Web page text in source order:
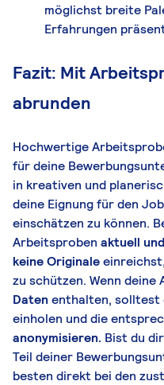
möglichst breite
Erfahrungen
Fazit: Mit
abrunden
Hochwertige
für deine
in kreativen und
deine Eignung für den
einschätzen zu können.
Arbeitsproben aktuell
keine Originale
zu schützen. Wenn deine
Datenenthalten, solltest
einholen und die
anonymisieren. Bist du
Teil deiner
besten direkt bei den